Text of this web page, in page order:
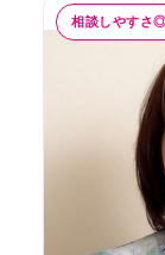
相談しやすさ◎